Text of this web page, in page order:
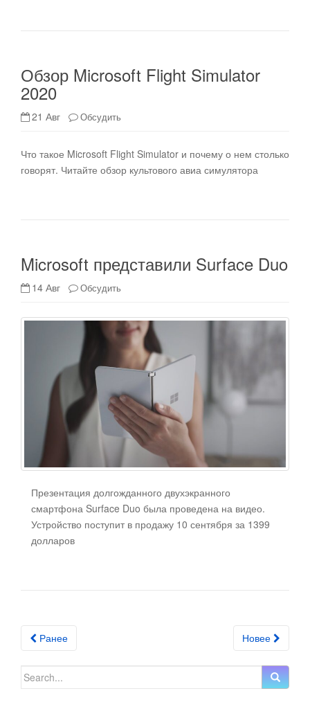
Обзор Microsoft Flight Simulator
2020
21 Авг Обсудить
Что такое Microsoft Flight Simulator и почему о нем столько
говорят. Читайте обзор культового авиа симулятора
Microsoft представили Surface Duo
14 Авг Обсудить
Презентация долгожданного двухэкранного
смартфона Surface Duo была проведена на видео.
Устройство поступит в продажу 10 сентября за 1399
долларов
Posts navigation
Ранее Новее
Search for: